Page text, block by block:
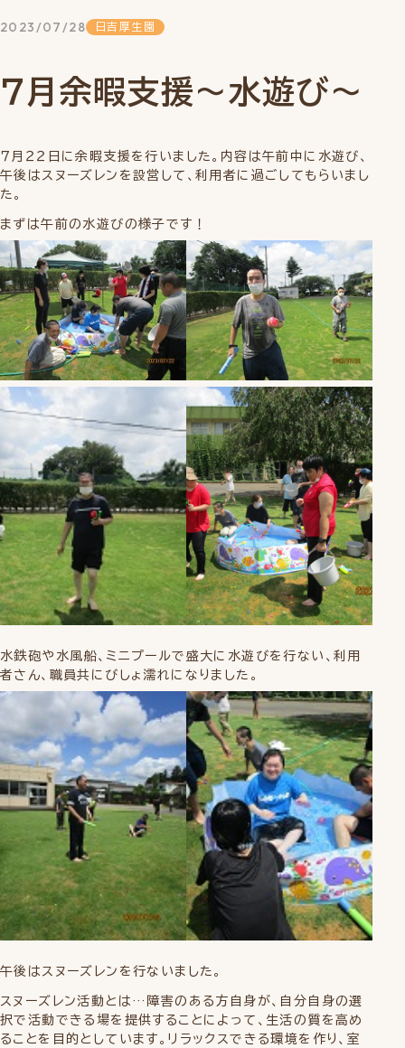
2023/07/28 日吉厚生園
７月余暇支援～水遊び～
７月２２日に余暇支援を行いました。内容は午前中に水遊び、
午後はスヌーズレンを設営して、利用者に過ごしてもらいまし
た。
まずは午前の水遊びの様子です！
水鉄砲や水風船、ミニプールで盛大に水遊びを行ない、利用
者さん、職員共にびしょ濡れになりました。
午後はスヌーズレンを行ないました。
スヌーズレン活動とは…障害のある方自身が、自分自身の選
択で活動できる場を提供することによって、生活の質を高め
ることを目的としています。リラックスできる環境を作り、室